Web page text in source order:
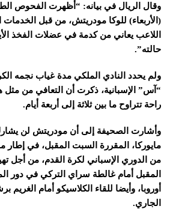
وقال الريال في بيانه: “أظهرت الفحوص
(الأربعاء) للوكا مودريتش، من قبل الخدمات
اللاعب يعاني من كدمة في عضلات الفخذ
حالته”.
ولم يحدد النادي الملكي مدة غياب نجمه
“آس” الإسبانية، ذكرت أن التعافي من مثل
راحة تتراوح ما بين ثلاثة إلى أربعة أيام.
وأشارت الصحيفة إلى أن مودريتش لن
مايوركا، المقررة السبت المقبل، في إطار
من الدوري الإسباني لكرة القدم، من أجل
المقبل أمام غالطة سراي التركي في دور
الجاري.